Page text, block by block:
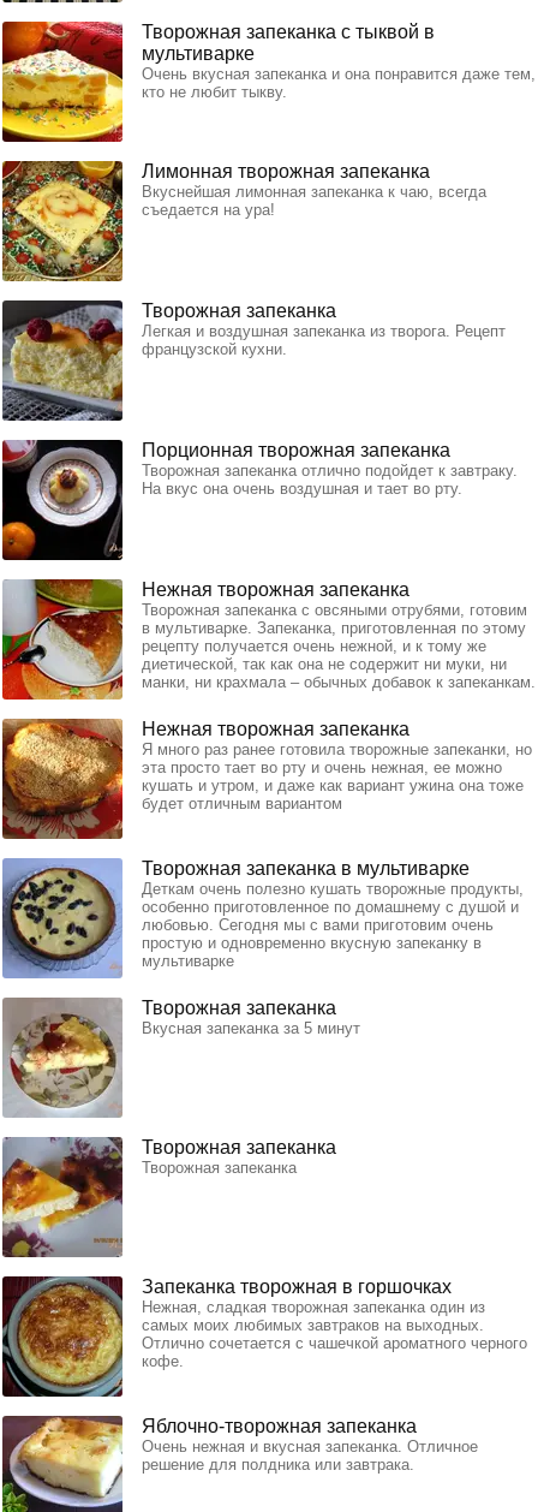
Творожная запеканка с тыквой в
мультиварке
Очень вкусная запеканка и она понравится даже тем,
кто не любит тыкву.
Лимонная творожная запеканка
Вкуснейшая лимонная запеканка к чаю, всегда
съедается на ура!
Творожная запеканка
Легкая и воздушная запеканка из творога. Рецепт
французской кухни.
Порционная творожная запеканка
Творожная запеканка отлично подойдет к завтраку.
На вкус она очень воздушная и тает во рту.
Нежная творожная запеканка
Творожная запеканка с овсяными отрубями, готовим
в мультиварке. Запеканка, приготовленная по этому
рецепту получается очень нежной, и к тому же
диетической, так как она не содержит ни муки, ни
манки, ни крахмала – обычных добавок к запеканкам.
Нежная творожная запеканка
Я много раз ранее готовила творожные запеканки, но
эта просто тает во рту и очень нежная, ее можно
кушать и утром, и даже как вариант ужина она тоже
будет отличным вариантом
Творожная запеканка в мультиварке
Деткам очень полезно кушать творожные продукты,
особенно приготовленное по домашнему с душой и
любовью. Сегодня мы с вами приготовим очень
простую и одновременно вкусную запеканку в
мультиварке
Творожная запеканка
Вкусная запеканка за 5 минут
Творожная запеканка
Творожная запеканка
Запеканка творожная в горшочках
Нежная, сладкая творожная запеканка один из
самых моих любимых завтраков на выходных.
Отлично сочетается с чашечкой ароматного черного
кофе.
Яблочно-творожная запеканка
Очень нежная и вкусная запеканка. Отличное
решение для полдника или завтрака.